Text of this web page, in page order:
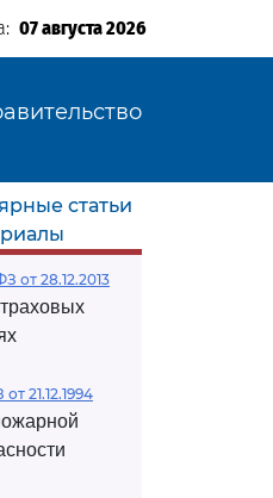
07 августа 2026
статьи
от 28.12.2013
21.12.1994